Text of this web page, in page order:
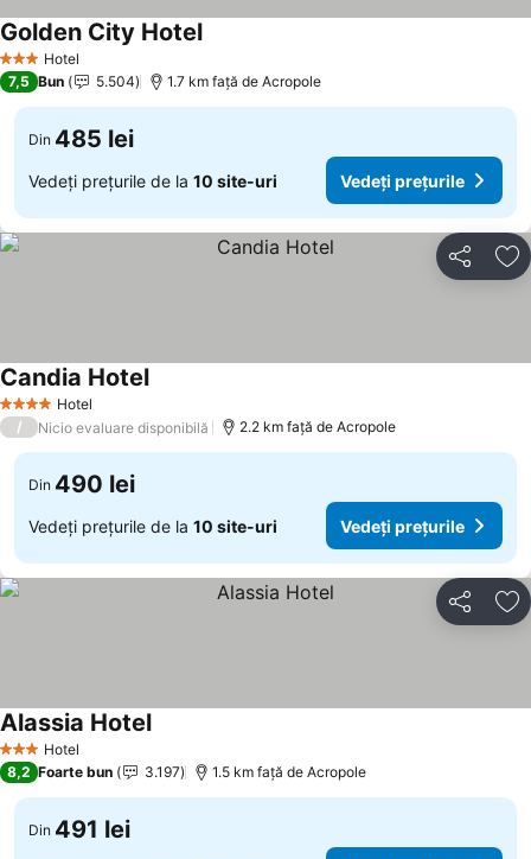
3 SteleHotel
Golden City Hotel
7,5 Bun 5.504 1.7 km faţă de Acropole
Din 485 lei
Vedeți prețurile de la 10 site-uri Vedeți prețurile
Distribuiți
4 Stele Hotel
Candia Hotel
/ Nicio evaluare disponibilă 2.2 km faţă de Acropole
Din 490 lei
Vedeți prețurile de la 10 site-uri Vedeți prețurile
Distribuiți
3 SteleHotel
Alassia Hotel
8,2 Foarte bun 3.197 1.5 km faţă de Acropole
Din 491 lei